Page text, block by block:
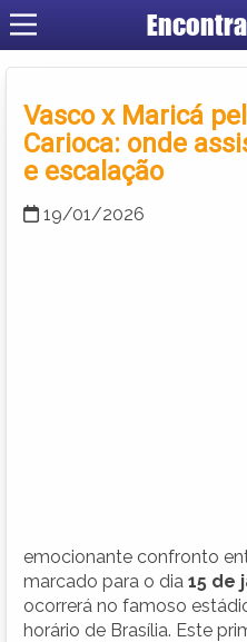
Vasco x Maricá
Carioca: onde
e escalação
19/01/2026
emocionante confronto
marcado para o dia 15 de
ocorrerá no famoso
horário de Brasília. Este